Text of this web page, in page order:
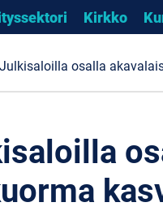
Kirkko
osalla